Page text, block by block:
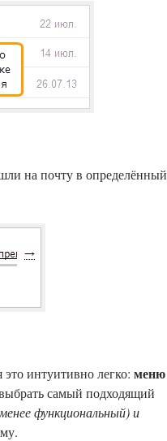
на почту в определённый
интуитивно легко: меню
самый подходящий
функциональный) и